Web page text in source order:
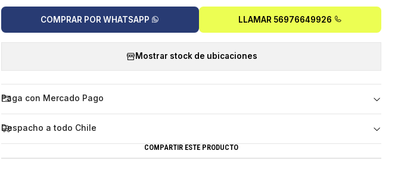
COMPRAR POR WHATSAPP LLAMAR 56976649926
Mostrar stock de ubicaciones
Paga con Mercado Pago
Despacho a todo Chile
COMPARTIR ESTE PRODUCTO